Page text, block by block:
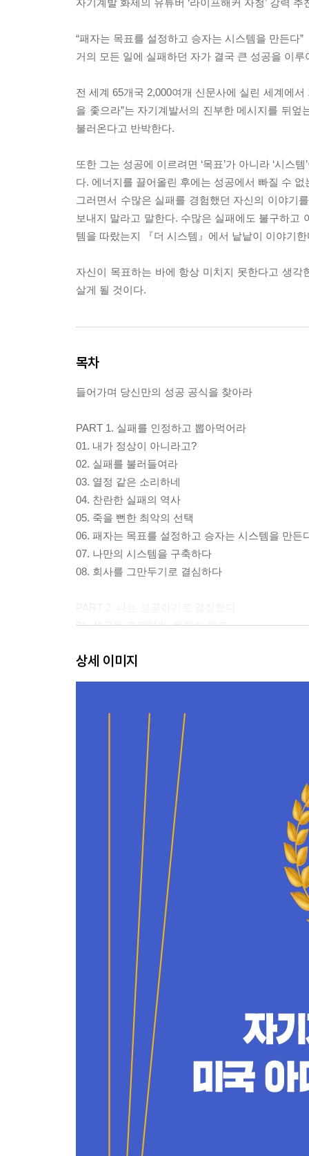
“패자는 목표를 설정하고 승자는 시스템을 만든다”
거의 모든 일에 실패하던 자가 결국 큰 성공을 이루
전 세계 65개국 2,000여개 신문사에 실린 세계에
을 좇으라”는 자기계발서의 진부한 메시지를 뒤
불러온다고 반박한다.
또한 그는 성공에 이르려면 ‘목표’가 아니라 ‘시
다. 에너지를 끌어올린 후에는 성공에서 빠질 수 없
그러면서 수많은 실패를 경험했던 자신의 이야기
보내지 말라고 말한다. 수많은 실패에도 불구하고
템을 따랐는지 『더 시스템』에서 낱낱이 이야기한
자신이 목표하는 바에 항상 미치지 못한다고 생
살게 될 것이다.
목차
들어가며 당신만의 성공 공식을 찾아라
PART 1. 실패를 인정하고 뽑아먹어라
01. 내가 정상이 아니라고?
02. 실패를 불러들여라
03. 열정 같은 소리하네
04. 찬란한 실패의 역사
05. 죽을 뻔한 최악의 선택
06. 패자는 목표를 설정하고 승자는 시스템을 만든
07. 나만의 시스템을 구축하다
08. 회사를 그만두기로 결심하다
01. 성공을 결정하라. 원하지 말고
03. 에너지 레벨을 높이는 7가지 비밀
04. 당신의 상상이 현실이 된다
06. 위기를 기회로 삼는 방법
07. 백만 불짜리 조언
08. 싸울 상대를 명확히 하다
09. 방향을 잃고 헤매다
10. 잘되는 일을 찾는 방법
PART 3. 성공을 찾아서
01. 연습이 능사는 아니다
02. 성공 확률을 높이는 공식
03. 성공으로 이끄는 15가지 기술
04. 패턴을 찾아라
05. 매력 넘치는 사람이 되고 싶다면
06. 긍정 선언의 힘
07. 버티고 또 버텨라
08. 성공 확률이 높은 일은 따로 있다
09. 우울증을 견디게 해준 두 가지 시스템
10. 전문가를 믿지 마라
11. 주위 사람의 영향력
PART 4. 결국은 시스템이다
01. 행복의 메커니즘
02. 건강한 식습관이 시작이다
03. 지금 당장 운동하라
04. 시도하지 않으면 아무것도 얻을 수 없다
05. 운을 끌어당기려면
상세 이미지